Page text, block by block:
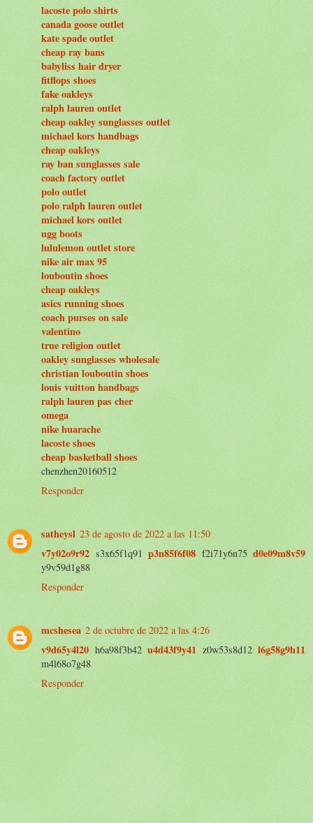
lacoste polo shirts
canada goose outlet
kate spade outlet
cheap ray bans
babyliss hair dryer
fitflops shoes
fake oakleys
ralph lauren outlet
cheap oakley sunglasses outlet
michael kors handbags
cheap oakleys
ray ban sunglasses sale
coach factory outlet
polo outlet
polo ralph lauren outlet
michael kors outlet
ugg boots
lululemon outlet store
nike air max 95
louboutin shoes
cheap oakleys
asics running shoes
coach purses on sale
valentino
true religion outlet
oakley sunglasses wholesale
christian louboutin shoes
louis vuitton handbags
ralph lauren pas cher
omega
nike huarache
lacoste shoes
cheap basketball shoes
chenzhen20160512
Responder
satheysl 23 de agosto de 2022 a las 11:50
v7y02o9r92 s3x65f1q91 p3n85f6f08 f2i71y6n75 d0e09m8v59
y9v59d1g88
Responder
mcshesea 2 de octubre de 2022 a las 4:26
v9d65y4l20 h6a98f3b42 u4d43f9y41 z0w53s8d12 l6g58g9h11
m4l68o7g48
Responder